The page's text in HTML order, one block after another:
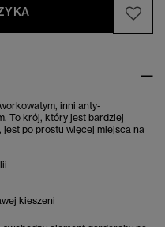
inni anty-
To krój, który jest bardziej
jest po prostu więcej miejsca na
kieszeni